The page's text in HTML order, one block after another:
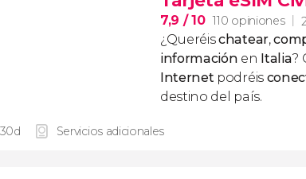
7,9 / 10 110 opiniones
¿Queréischatear,
información en Italia?
Internet podréis
destino del país.
Servicios adicionales